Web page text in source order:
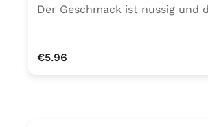
Der Geschmack ist nussig und
zu den Grundnahrungsmitteln.
Regular price:
€5.96